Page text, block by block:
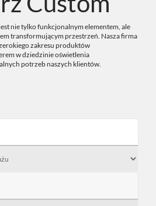
nie tylko funkcjonalnym elementem, ale
transformującym przestrzeń. Nasza firma
zakresu produktów
w dziedzinie oświetlenia
potrzeb naszych klientów.